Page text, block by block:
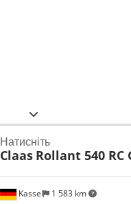
Kassel 1 583 km
Натисніть
Claas Rollant 540 RC